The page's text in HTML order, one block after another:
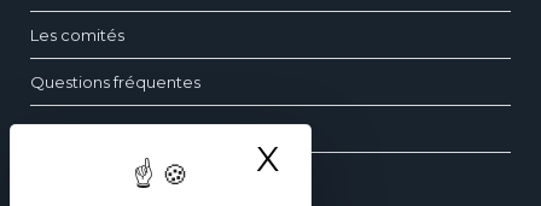
X Masquer le
Les comités
Questions fréquentes
Contact